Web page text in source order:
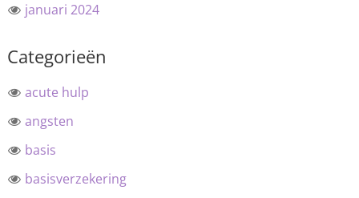
januari 2024
Categorieën
acute hulp
angsten
basis
basisverzekering